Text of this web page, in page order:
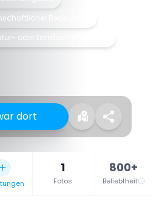
Bedeutung
oder Landschaftsschutz
dort
1
Fotos
800+
Beliebtheit